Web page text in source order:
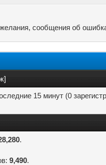
сообщения об
]
15 минут (0
.
9,490.